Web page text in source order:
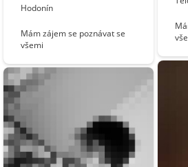
Hodonín
Mám zájem se poznávat se
všemi